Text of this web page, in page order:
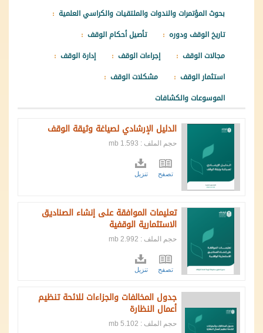
بحوث المؤتمرات والندوات والملتقيات والكراسي العلمية
تاريخ الوقف ودوره
تأصيل أحكام الوقف
مجالات الوقف
إجراءات الوقف
إدارة الوقف
استثمار الوقف
مشكلات الوقف
الموسوعات والكشافات
الدليل الإرشادي لصياغة وثيقة الوقف
حجم الملف : 1.593 mb
تصفح تنزيل
تعليمات الموافقة على إنشاء الصناديق
الاستثمارية الوقفية
حجم الملف : 2.992 mb
تصفح تنزيل
‎⁨جدول المخالفات والجزاءات للائحة تنظيم
أعمال النظارة
حجم الملف : 5.102 mb